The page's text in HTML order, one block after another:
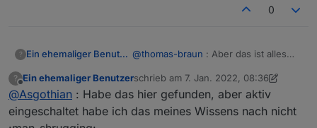
0
? Ein ehemaliger Benutzer @thomas-braun : Aber das ist alles
@Asgothian : Ich weiß so auf Anhieb
noch nicht mal, wo ich UPnP in der
Fritz!Box finde :man-shrugging: Wo
Und nein, ich habe bislang kein
?
Offline
Ein ehemaliger Benutzerschrieb am 7. Jan. 2022, 08:36
zuletzt editiert von Ein ehemaliger
@Asgothian : Habe das hier gefunden, aber aktiv
eingeschaltet habe ich das meines Wissens nach nicht